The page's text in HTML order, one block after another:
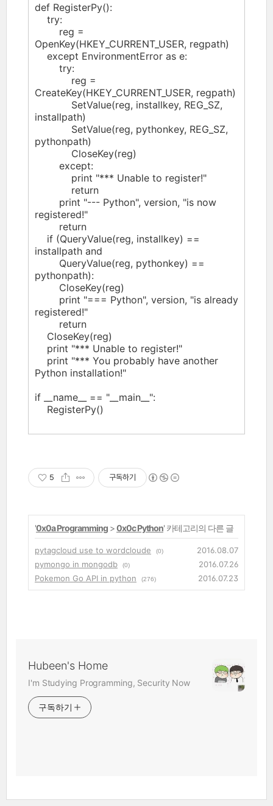
def RegisterPy():
try:
reg =
OpenKey(HKEY_CURRENT_USER, regpath)
except EnvironmentError as e:
try:
reg =
CreateKey(HKEY_CURRENT_USER, regpath)
SetValue(reg, installkey, REG_SZ,
installpath)
SetValue(reg, pythonkey, REG_SZ,
pythonpath)
CloseKey(reg)
except:
print "*** Unable to register!"
return
print "--- Python", version, "is now
registered!"
return
if (QueryValue(reg, installkey) ==
installpath and
QueryValue(reg, pythonkey) ==
pythonpath):
CloseKey(reg)
print "=== Python", version, "is already
registered!"
return
CloseKey(reg)
print "*** Unable to register!"
print "*** You probably have another
Python installation!"
if __name__ == "__main__":
RegisterPy()
5 구독하기
'0x0a Programming >0x0c Python' 카테고리의 다른 글
pytagcloud use to wordcloude (0)
2016.08.07
pymongo in mongodb
(0)
2016.07.26
Pokemon Go API in python
(276) 2016.07.23
Hubeen's Home
I'm Studying Programming, Security Now
구독하기